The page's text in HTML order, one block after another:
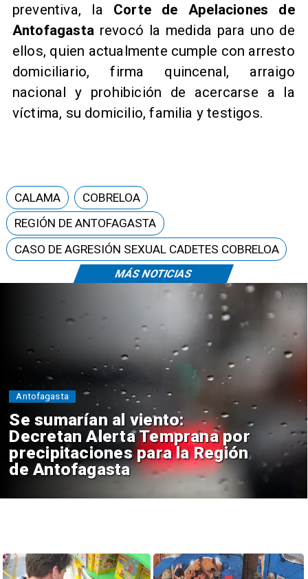
preventiva, la Corte de Apelaciones de
Antofagasta revocó la medida para uno de
ellos, quien actualmente cumple con arresto
domiciliario, firma quincenal, arraigo
nacional y prohibición de acercarse a la
víctima, su domicilio, familia y testigos.
MÁS NOTICIAS
CALAMA
COBRELOA
REGIÓN DE ANTOFAGASTA
CASO DE AGRESIÓN SEXUAL CADETES COBRELOA
Se sumarían al viento:
Decretan Alerta Temprana por
precipitaciones para la Región
de Antofagasta
Antofagasta